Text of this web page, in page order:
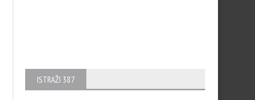
ISTRAŽI 387